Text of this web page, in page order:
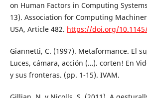
on Human Factors in Computing
13). Association for Computing
USA, Article 482. https://doi.org/
Giannetti, C. (1997). Metaformance. El
Luces, cámara, acción (…). corten! En
y sus fronteras. (pp. 1-15). IVAM.